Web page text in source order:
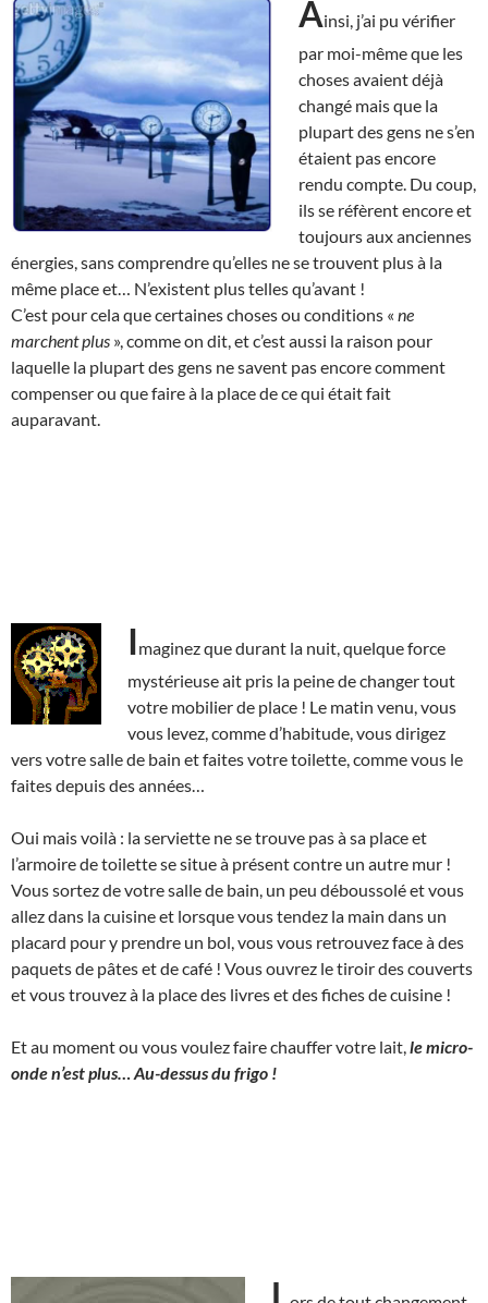
Ainsi, j’ai pu vérifier
par moi-même que les
choses avaient déjà
changé mais que la
plupart des gens ne s’en
étaient pas encore
rendu compte. Du coup,
ils se réfèrent encore et
toujours aux anciennes
énergies, sans comprendre qu’elles ne se trouvent plus à la
même place et… N’existent plus telles qu’avant !
C’est pour cela que certaines choses ou conditions « ne
marchent plus », comme on dit, et c’est aussi la raison pour
laquelle la plupart des gens ne savent pas encore comment
compenser ou que faire à la place de ce qui était fait
auparavant.
Imaginez que durant la nuit, quelque force
mystérieuse ait pris la peine de changer tout
votre mobilier de place ! Le matin venu, vous
vous levez, comme d’habitude, vous dirigez
vers votre salle de bain et faites votre toilette, comme vous le
faites depuis des années…
Oui mais voilà : la serviette ne se trouve pas à sa place et
l’armoire de toilette se situe à présent contre un autre mur !
Vous sortez de votre salle de bain, un peu déboussolé et vous
allez dans la cuisine et lorsque vous tendez la main dans un
placard pour y prendre un bol, vous vous retrouvez face à des
paquets de pâtes et de café ! Vous ouvrez le tiroir des couverts
et vous trouvez à la place des livres et des fiches de cuisine !
Et au moment ou vous voulez faire chauffer votre lait, le micro-
onde n’est plus… Au-dessus du frigo !
L